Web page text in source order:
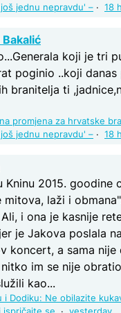
jednu nepravdu' – · 18
Bakalić
koji je tri
poginio ..koji danas
branitelja ti
promjena za hrvatske
jednu nepravdu' – · 18
Kninu 2015. goodine
mitova, laži i
i ona je kasnije
je Jakova poslala na
koncert, a sama nije
im se nije
kao...
i Dodiku: Ne obilazite